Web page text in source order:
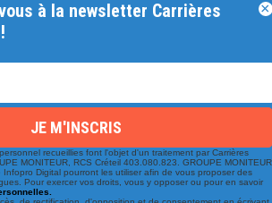
à votre écoute
01 79 06 76 68
publiques.com
à la newsletter Carrières
recueillies font l'objet d'un traitement par Carrières
MONITEUR, RCS Créteil 403.080.823. GROUPE MONITEUR
Digital pourront les utiliser afin de vous proposer des
Pour exercer vos droits, vous y opposer ou pour en savoir
×